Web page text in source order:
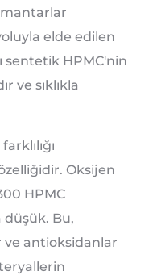
mantarlar
elde edilen
sentetik HPMC'nin
ve sıklıkla
Oksijen
HPMC
Bu,
ve antioksidanlar